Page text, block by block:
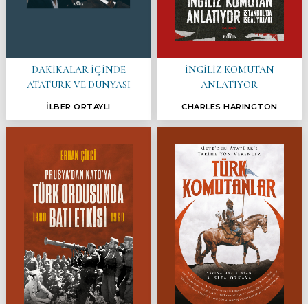
DAKİKALAR İÇİNDE
ATATÜRK VE DÜNYASI
İLBER ORTAYLI
İNGİLİZ KOMUTAN
ANLATIYOR
CHARLES HARINGTON